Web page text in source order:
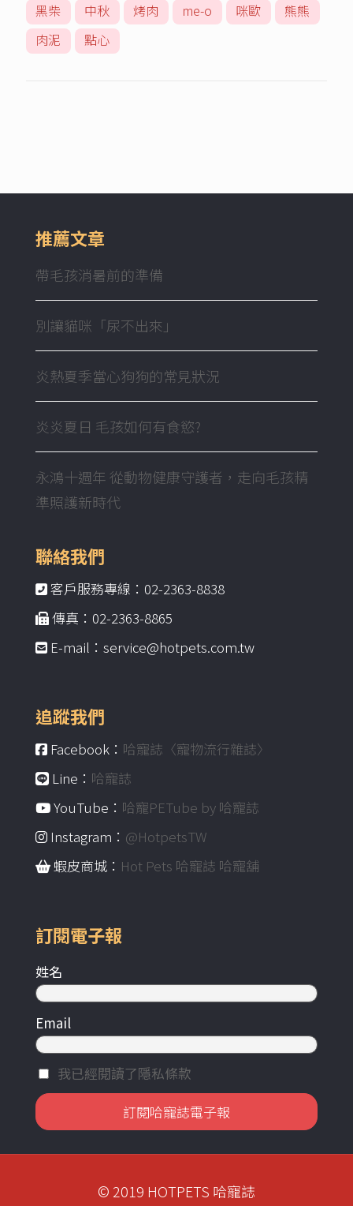
黑柴
中秋 烤肉 me-o 咪歐
熊熊
肉泥
點心
推薦文章
帶毛孩消暑前的準備
別讓貓咪「尿不出來」
炎熱夏季當心狗狗的常見狀況
炎炎夏日 毛孩如何有食慾?
永鴻十週年 從動物健康守護者，走向毛孩精
準照護新時代
聯絡我們
客戶服務專線：02-2363-8838
傳真：02-2363-8865
E-mail：service@hotpets.com.tw
追蹤我們
Facebook： 哈寵誌〈寵物流行雜誌〉
Line： 哈寵誌
YouTube： 哈寵PETube by 哈寵誌
Instagram： @HotpetsTW
蝦皮商城： Hot Pets 哈寵誌 哈寵舖
訂閱電子報
姓名
Email
我已經閱讀了隱私條款
© 2019 HOTPETS 哈寵誌